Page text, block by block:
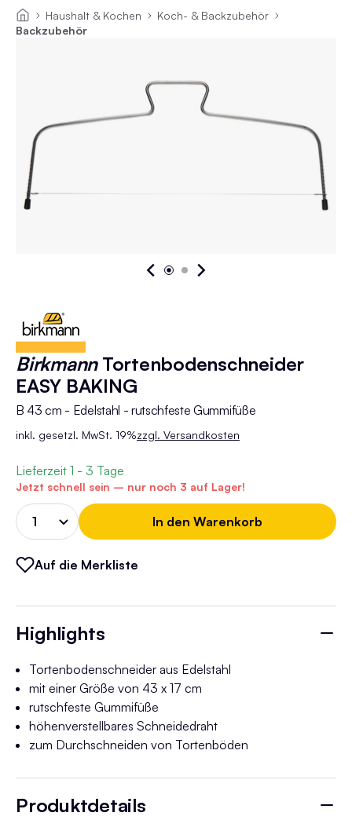
Haushalt & Kochen
Koch- & Backzubehör
Backzubehör
Birkmann Tortenbodenschneider
EASY BAKING
B 43 cm - Edelstahl - rutschfeste Gummifüße
inkl. gesetzl. MwSt. 19%zzgl. Versandkosten
Lieferzeit 1 - 3 Tage
Jetzt schnell sein – nur noch 3 auf Lager!
In den Warenkorb
Auf die Merkliste
Highlights
Tortenbodenschneider aus Edelstahl
mit einer Größe von 43 x 17 cm
rutschfeste Gummifüße
höhenverstellbares Schneidedraht
zum Durchschneiden von Tortenböden
Produktdetails